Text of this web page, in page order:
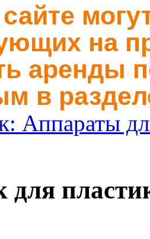
на
аренды
в
Аппараты
для